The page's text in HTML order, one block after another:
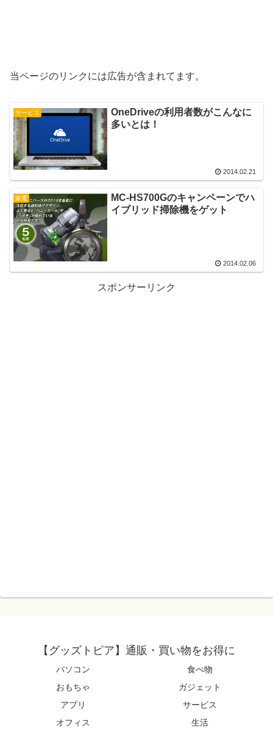
当ページのリンクには広告が含まれてます。
サービス
OneDriveの利用者数がこんなに
多いとは！
2014.02.21
家電
MC-HS700Gのキャンペーンでハ
イブリッド掃除機をゲット
2014.02.06
スポンサーリンク
【グッズトピア】通販・買い物をお得に
パソコン
食べ物
おもちゃ
ガジェット
アプリ
サービス
オフィス
生活